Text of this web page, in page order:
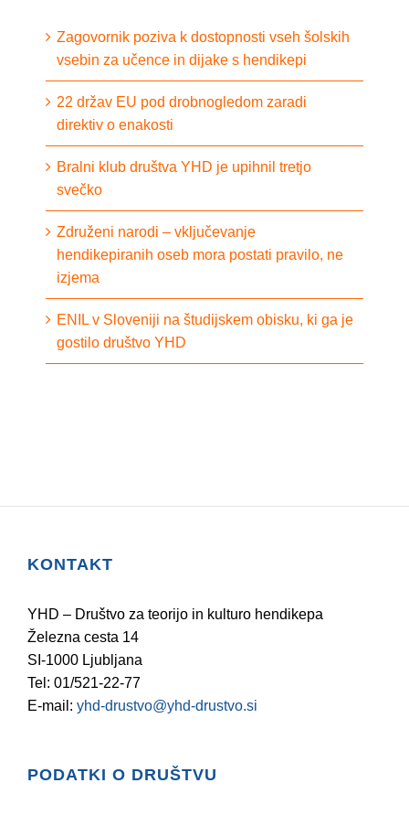
Zagovornik poziva k dostopnosti vseh šolskih
vsebin za učence in dijake s hendikepi
22 držav EU pod drobnogledom zaradi
direktiv o enakosti
Bralni klub društva YHD je upihnil tretjo
svečko
Združeni narodi – vključevanje
hendikepiranih oseb mora postati pravilo, ne
izjema
ENIL v Sloveniji na študijskem obisku, ki ga je
gostilo društvo YHD
KONTAKT
YHD – Društvo za teorijo in kulturo hendikepa
Železna cesta 14
SI-1000 Ljubljana
Tel: 01/521-22-77
E-mail: yhd-drustvo@yhd-drustvo.si
PODATKI O DRUŠTVU